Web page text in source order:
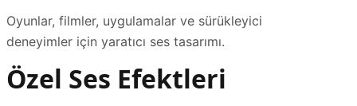
Oyunlar, filmler, uygulamalar ve sürükleyici
deneyimler için yaratıcı ses tasarımı.
Özel Ses Efektleri